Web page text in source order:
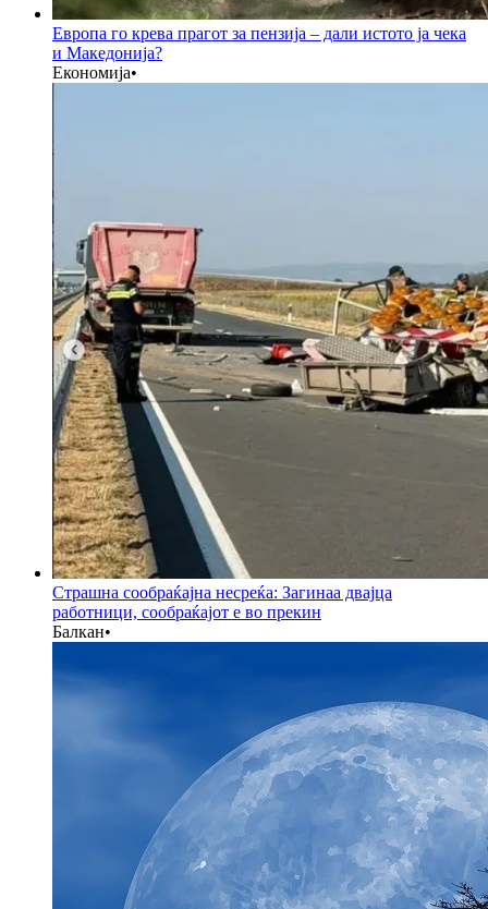
Европа го крева прагот за пензија – дали истото ја чека
и Македонија?
Економија•
Страшна сообраќајна несреќа: Загинаа двајца
работници, сообраќајот е во прекин
Балкан•